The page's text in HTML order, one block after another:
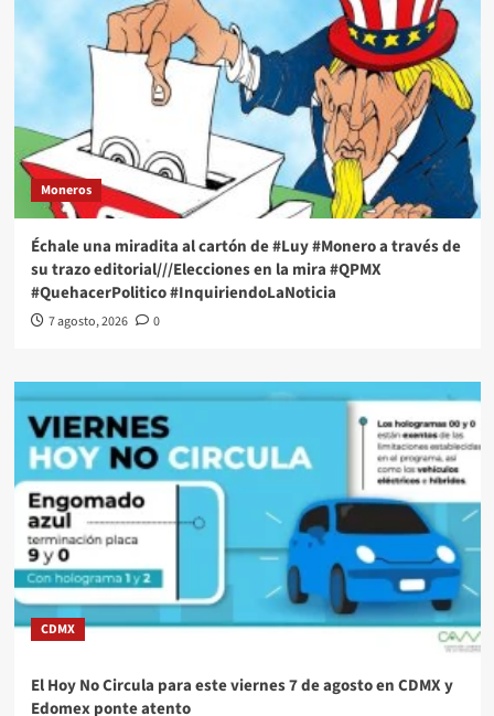
Moneros
Échale una miradita al cartón de #Luy #Monero a través de
su trazo editorial///Elecciones en la mira #QPMX
#QuehacerPolitico #InquiriendoLaNoticia
7 agosto, 2026 0
CDMX
El Hoy No Circula para este viernes 7 de agosto en CDMX y
Edomex ponte atento